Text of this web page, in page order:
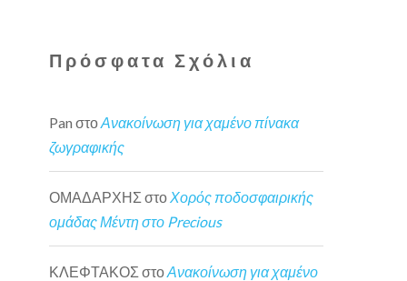
Πρόσφατα Σχόλια
Pan στοΑνακοίνωση για χαμένο πίνακα
ζωγραφικής
ΟΜΑΔΑΡΧΗΣ στο Χορός ποδοσφαιρικής
ομάδας Μέντη στο Precious
ΚΛΕΦΤΑΚΟΣ στοΑνακοίνωση για χαμένο